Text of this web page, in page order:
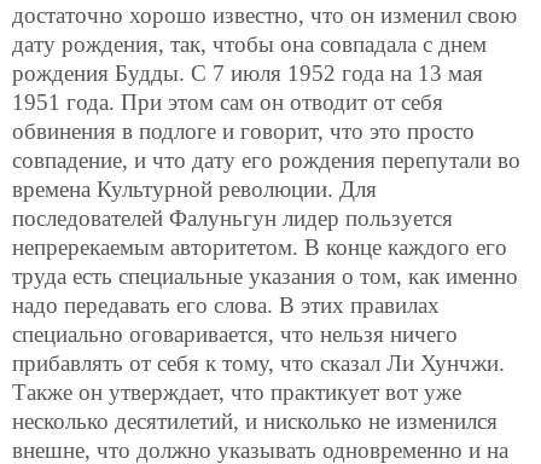
достаточно хорошо известно, что он изменил свою
дату рождения, так, чтобы она совпадала с днем
рождения Будды. С 7 июля 1952 года на 13 мая
1951 года. При этом сам он отводит от себя
обвинения в подлоге и говорит, что это просто
совпадение, и что дату его рождения перепутали во
времена Культурной революции. Для
последователей Фалуньгун лидер пользуется
непререкаемым авторитетом. В конце каждого его
труда есть специальные указания о том, как именно
надо передавать его слова. В этих правилах
специально оговаривается, что нельзя ничего
прибавлять от себя к тому, что сказал Ли Хунчжи.
Также он утверждает, что практикует вот уже
несколько десятилетий, и нисколько не изменился
внешне, что должно указывать одновременно и на